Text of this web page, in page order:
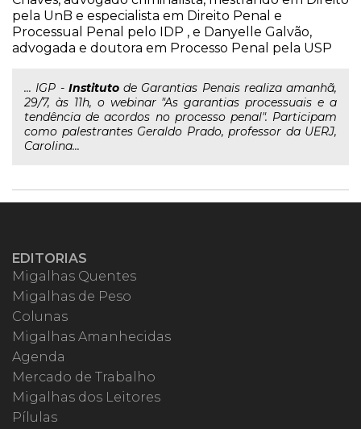
pela UnB e especialista em Direito Penal e
Processual Penal pelo IDP , e Danyelle Galvão,
advogada e doutora em Processo Penal pela USP
... IGP - Institutode Garantias Penais realiza amanhã,
29/7, às 11h, o webinar "As garantias processuais e a
tendência de acordos no processo penal". Participam
como palestrantes Geraldo Prado, professor da UERJ,
Carolina...
EDITORIAS
Migalhas Quentes
Migalhas de Peso
Colunas
Migalhas Amanhecidas
Agenda
Mercado de Trabalho
Migalhas dos Leitores
Pílulas